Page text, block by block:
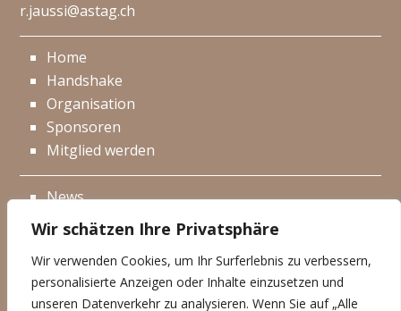
Wir schätzen Ihre Privatsphäre
Wir verwenden Cookies, um Ihr Surferlebnis zu verbessern,
personalisierte Anzeigen oder Inhalte einzusetzen und
unseren Datenverkehr zu analysieren. Wenn Sie auf „Alle
r.jaussi@astag.ch
Home
Handshake
Organisation
Sponsoren
Mitglied werden
News
Events
Kontakt
Impressum